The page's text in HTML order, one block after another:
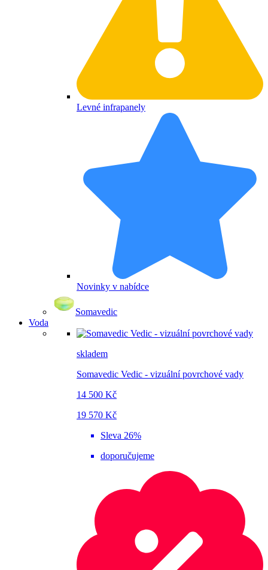
Levné infrapanely
Novinky v nabídce
Somavedic
Voda
skladem
Somavedic Vedic - vizuální povrchové vady
14 500 Kč
19 570 Kč
Sleva 26%
doporučujeme